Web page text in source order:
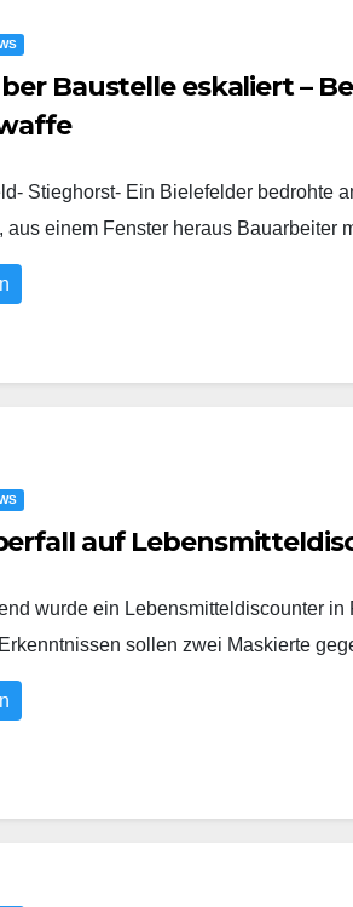
Baustelle eskaliert –
Stieghorst- Ein Bielefelder bedrohte
aus einem Fenster heraus Bauarbeiter
auf
wurde ein Lebensmitteldiscounter
sollen zwei Maskierte